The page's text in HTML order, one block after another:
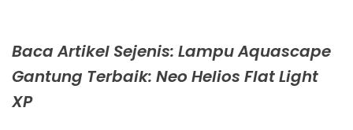
Baca Artikel Sejenis: Lampu Aquascape
Gantung Terbaik: Neo Helios Flat Light
XP